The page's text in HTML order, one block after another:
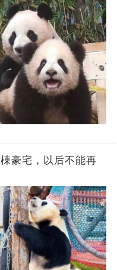
豪宅，以后不能再